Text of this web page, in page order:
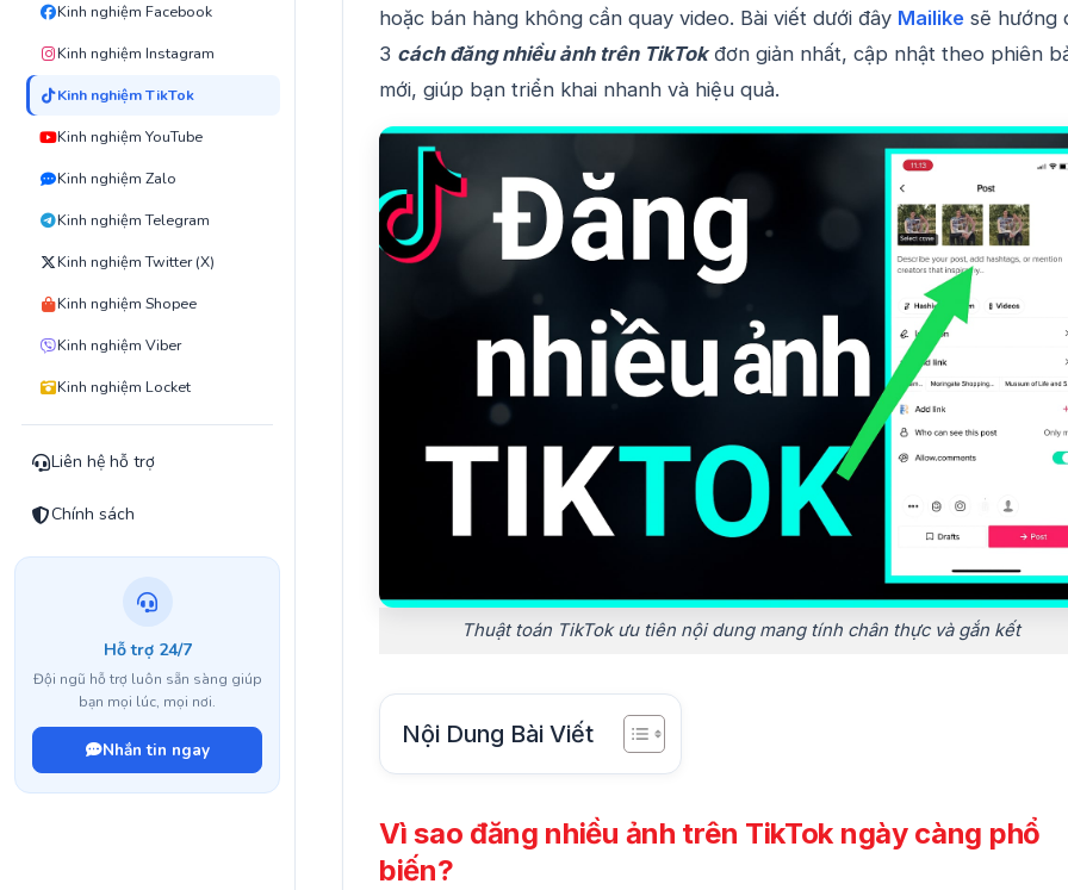
Kinh nghiệm Facebook
Kinh nghiệm Instagram
Kinh nghiệm TikTok
Kinh nghiệm YouTube
Kinh nghiệm Zalo
Kinh nghiệm Telegram
Kinh nghiệm Twitter (X)
Kinh nghiệm Shopee
Kinh nghiệm Viber
Kinh nghiệm Locket
Liên hệ hỗ trợ
Chính sách
Hỗ trợ 24/7
Đội ngũ hỗ trợ luôn sẵn sàng giúp
bạn mọi lúc, mọi nơi.
Nhắn tin ngay
hoặc bán hàng không cần quay video. Bài viết dưới đây Mailike sẽ hướng
3 cách đăng nhiều ảnh trên TikTokđơn giản nhất, cập nhật theo phiên
mới, giúp bạn triển khai nhanh và hiệu quả.
Thuật toán TikTok ưu tiên nội dung mang tính chân thực và gắn kết
Nội Dung Bài Viết
Vì sao đăng nhiều ảnh trên TikTok ngày càng phổ
biến?